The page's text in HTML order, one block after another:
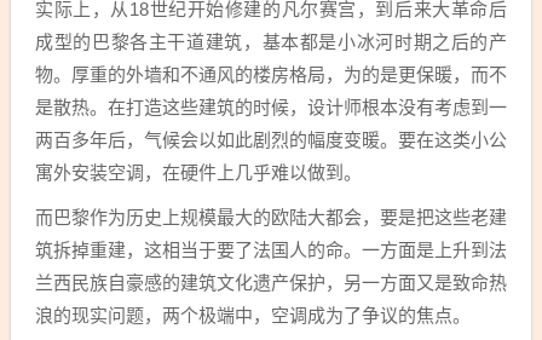
实际上，从18世纪开始修建的凡尔赛宫，到后来大革命后
成型的巴黎各主干道建筑，基本都是小冰河时期之后的产
物。厚重的外墙和不通风的楼房格局，为的是更保暖，而不
是散热。在打造这些建筑的时候，设计师根本没有考虑到一
两百多年后，气候会以如此剧烈的幅度变暖。要在这类小公
寓外安装空调，在硬件上几乎难以做到。
而巴黎作为历史上规模最大的欧陆大都会，要是把这些老建
筑拆掉重建，这相当于要了法国人的命。一方面是上升到法
兰西民族自豪感的建筑文化遗产保护，另一方面又是致命热
浪的现实问题，两个极端中，空调成为了争议的焦点。